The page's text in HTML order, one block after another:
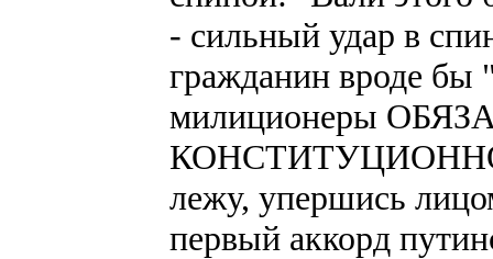
- сильный удар в
гражданин вроде бы
милиционеры
лежу, упершись
первый аккорд